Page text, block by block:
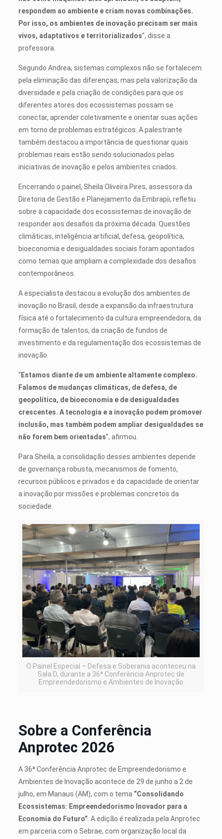
respondem ao ambiente e criam novas combinações.
Por isso, os ambientes de inovação precisam ser mais
vivos, adaptativos e territorializados”, disse a
professora.
Segundo Andrea, sistemas complexos não se fortalecem
pela eliminação das diferenças, mas pela valorização da
diversidade e pela criação de condições para que os
diferentes atores dos ecossistemas possam se
conectar, aprender coletivamente e orientar suas ações
em torno de problemas estratégicos. A palestrante
também destacou a importância de questionar quais
problemas reais estão sendo solucionados pelas
iniciativas de inovação e pelos ambientes criados.
Encerrando o painel, Sheila Oliveira Pires, assessora da
Diretoria de Gestão e Planejamento da Embrapii, refletiu
sobre a capacidade dos ecossistemas de inovação de
responder aos desafios da próxima década. Questões
climáticas, inteligência artificial, defesa, geopolítica,
bioeconomia e desigualdades sociais foram apontados
como temas que ampliam a complexidade dos desafios
contemporâneos.
A especialista destacou a evolução dos ambientes de
inovação no Brasil, desde a expansão da infraestrutura
física até o fortalecimento da cultura empreendedora, da
formação de talentos, da criação de fundos de
investimento e da regulamentação dos ecossistemas de
inovação.
“Estamos diante de um ambiente altamente complexo.
Falamos de mudanças climáticas, de defesa, de
geopolítica, de bioeconomia e de desigualdades
crescentes. A tecnologia e a inovação podem promover
inclusão, mas também podem ampliar desigualdades se
não forem bem orientadas”, afirmou.
Para Sheila, a consolidação desses ambientes depende
de governança robusta, mecanismos de fomento,
recursos públicos e privados e da capacidade de orientar
a inovação por missões e problemas concretos da
sociedade.
O Painel Especial – Defesa e Soberania aconteceu na
Sala D, durante a 36ª Conferência Anprotec de
Empreendedorismo e Ambientes de Inovação
Sobre a Conferência
Anprotec 2026
A 36ª Conferência Anprotec de Empreendedorismo e
Ambientes de Inovação acontece de 29 de junho a 2 de
julho, em Manaus (AM), com o tema “Consolidando
Ecossistemas: Empreendedorismo Inovador para a
Economia do Futuro” . A edição é realizada pela Anprotec
em parceria com o Sebrae, com organização local da